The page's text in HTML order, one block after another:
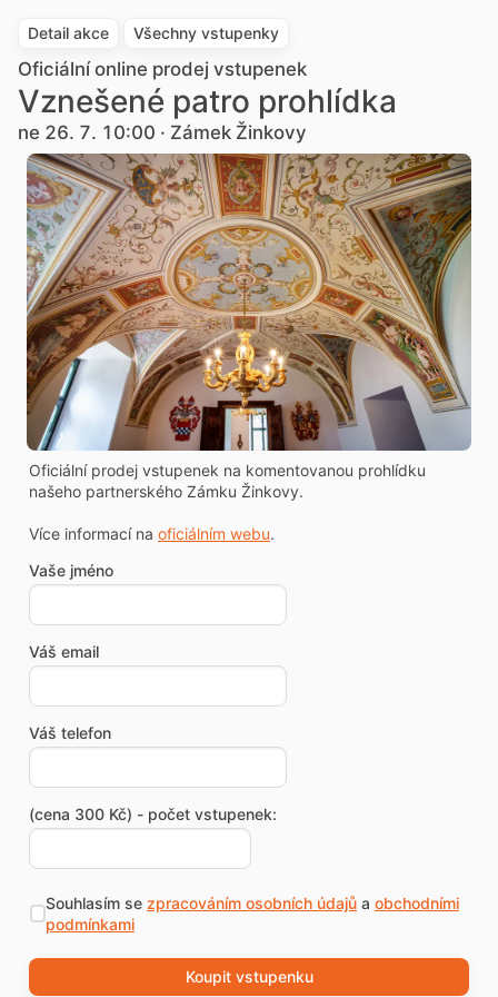
Detail akce Všechny vstupenky
Oficiální online prodej vstupenek
Vznešené patro prohlídka
ne 26. 7. 10:00 · Zámek Žinkovy
Oficiální prodej vstupenek na komentovanou prohlídku
našeho partnerského Zámku Žinkovy.
Více informací na oficiálním webu.
Vaše jméno
Váš email
Váš telefon
(cena 300 Kč) - počet vstupenek:
Souhlasím se zpracováním osobních údajůa obchodními
podmínkami
Koupit vstupenku